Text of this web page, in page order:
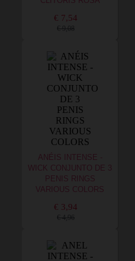
€ 7,54
€ 9,08
ANÉIS INTENSE -
WICK CONJUNTO DE 3
PENIS RINGS
VARIOUS COLORS
€ 3,94
€ 4,96